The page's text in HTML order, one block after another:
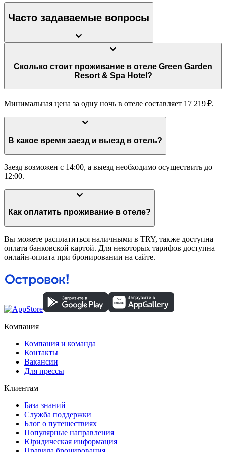
Часто задаваемые вопросы
Сколько стоит проживание в отеле Green Garden
Resort & Spa Hotel?
Минимальная цена за одну ночь в отеле составляет 17 219 ₽.
В какое время заезд и выезд в отель?
Заезд возможен с 14:00, а выезд необходимо осуществить до
12:00.
Как оплатить проживание в отеле?
Вы можете расплатиться наличными в TRY, также доступна
оплата банковской картой. Для некоторых тарифов доступна
онлайн-оплата при бронировании на сайте.
Компания
Компания и команда
Контакты
Вакансии
Для прессы
Клиентам
База знаний
Служба поддержки
Блог о путешествиях
Популярные направления
Юридическая информация